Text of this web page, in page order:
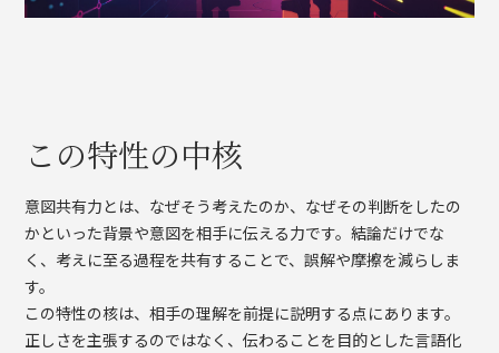
この特性の中核
意図共有力とは、なぜそう考えたのか、なぜその判断をしたの
かといった背景や意図を相手に伝える力です。結論だけでな
く、考えに至る過程を共有することで、誤解や摩擦を減らしま
す。
この特性の核は、相手の理解を前提に説明する点にあります。
正しさを主張するのではなく、伝わることを目的とした言語化